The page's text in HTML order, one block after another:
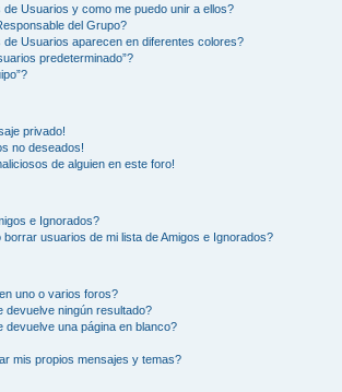
Usuarios y como me puedo unir a ellos?
del Grupo?
Usuarios aparecen en diferentes colores?
predeterminado”?
privado!
no deseados!
de alguien en este foro!
e Ignorados?
usuarios de mi lista de Amigos e Ignorados?
uno o varios foros?
devuelve ningún resultado?
devuelve una página en blanco?
mis propios mensajes y temas?